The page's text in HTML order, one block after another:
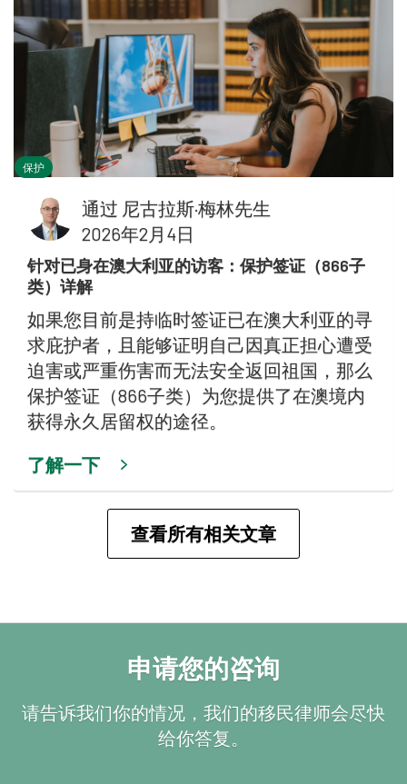
保护
通过 尼古拉斯·梅林先生
2026年2月4日
针对已身在澳大利亚的访客：保护签证（866子
类）详解
如果您目前是持临时签证已在澳大利亚的寻
求庇护者，且能够证明自己因真正担心遭受
迫害或严重伤害而无法安全返回祖国，那么
保护签证（866子类）为您提供了在澳境内
获得永久居留权的途径。
了解一下
查看所有相关文章
申请您的咨询
请告诉我们你的情况，我们的移民律师会尽快
给你答复。